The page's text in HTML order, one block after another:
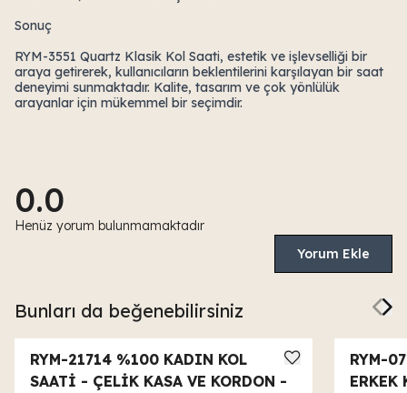
Sonuç
RYM-3551 Quartz Klasik Kol Saati, estetik ve işlevselliği bir
araya getirerek, kullanıcıların beklentilerini karşılayan bir saat
deneyimi sunmaktadır. Kalite, tasarım ve çok yönlülük
arayanlar için mükemmel bir seçimdir.
0.0
Henüz yorum bulunmamaktadır
Yorum Ekle
Bunları da beğenebilirsiniz
RYM-21714 %100 KADIN KOL
SAATİ - ÇELİK KASA VE KORDON -
RYM-
ERKEK